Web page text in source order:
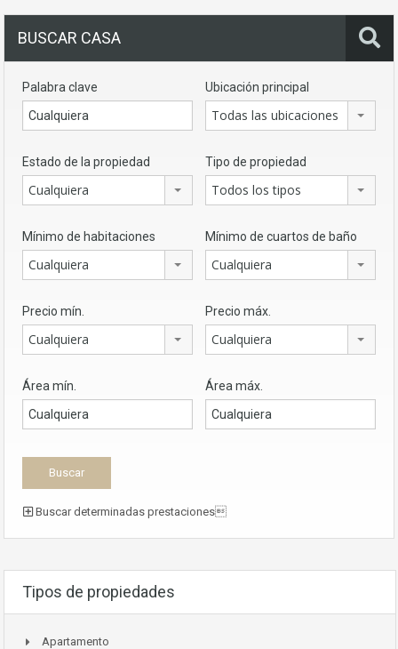
BUSCAR CASA
Palabra clave Ubicación principal
Todas las ubicaciones
Estado de la propiedad
Cualquiera
Tipo de propiedad
Todos los tipos
Mínimo de habitaciones
Cualquiera
Mínimo de cuartos de baño
Cualquiera
Precio mín.
Cualquiera
Precio máx.
Cualquiera
Área mín. Área máx.
Buscar determinadas prestaciones
Tipos de propiedades
Apartamento